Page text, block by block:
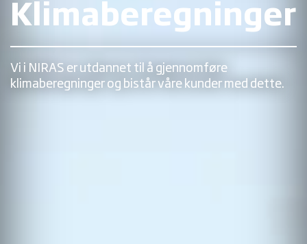
Klimaberegninger
Vi i NIRAS er utdannet til å gjennomføre
klimaberegninger og bistår våre kunder med dette.